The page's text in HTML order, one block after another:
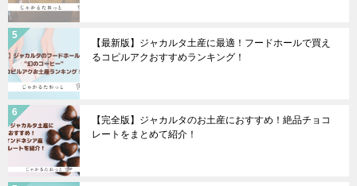
【最新版】ジャカルタ土産に最適！フードホールで買え
るコピルアクおすすめランキング！
【完全版】ジャカルタのお土産におすすめ！絶品チョコ
レートをまとめて紹介！